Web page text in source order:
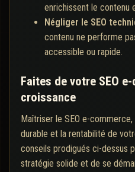
enrichissent le contenu
Négliger le SEO
contenu ne performe
accessible ou rapide.
Faites de votre SEO
croissance
Maîtriser le SEO e-
durable et la rentabilité de
conseils prodigués ci-dessus
stratégie solide et de se